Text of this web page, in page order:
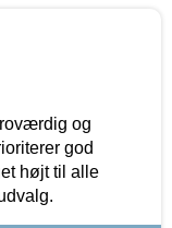
og
god
højt til alle